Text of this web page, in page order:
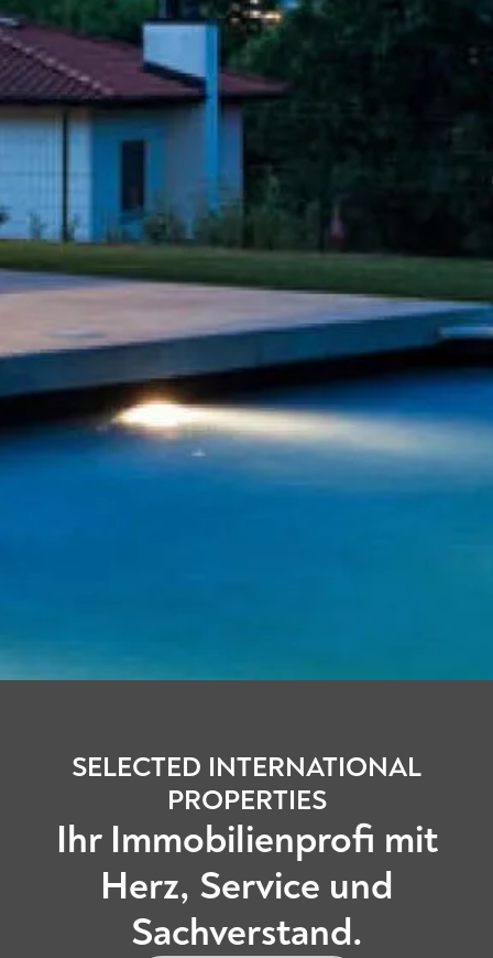
SELECTED INTERNATIONAL
PROPERTIES
Ihr Immobilienprofi mit
Herz, Service und
Sachverstand.